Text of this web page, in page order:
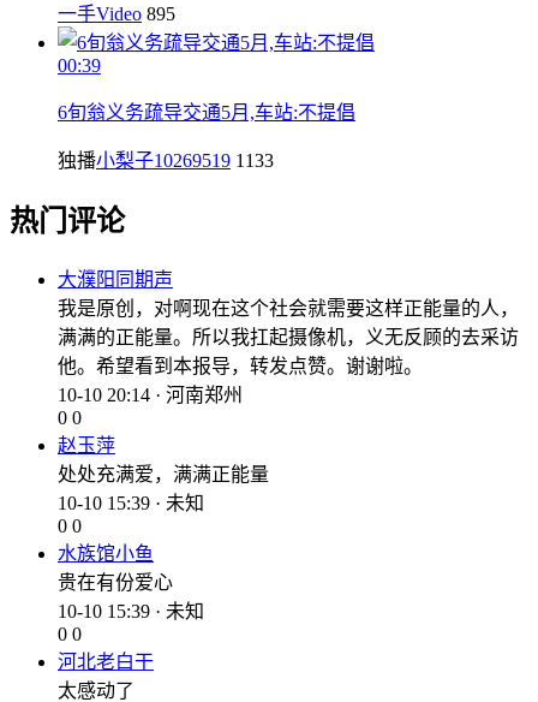
一手Video 895
00:39
6旬翁义务疏导交通5月,车站:不提倡
独播小梨子10269519 1133
热门评论
大濮阳同期声
我是原创，对啊现在这个社会就需要这样正能量的人，
满满的正能量。所以我扛起摄像机，义无反顾的去采访
他。希望看到本报导，转发点赞。谢谢啦。
10-10 20:14 · 河南郑州
0 0
赵玉萍
处处充满爱，满满正能量
10-10 15:39 · 未知
0 0
水族馆小鱼
贵在有份爱心
10-10 15:39 · 未知
0 0
河北老白干
太感动了